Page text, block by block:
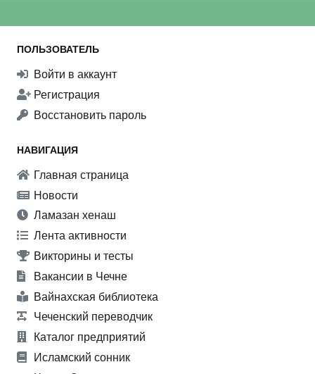
ПОЛЬЗОВАТЕЛЬ
Войти в аккаунт
Регистрация
Восстановить пароль
НАВИГАЦИЯ
Главная страница
Новости
Ламазан хенаш
Лента активности
Викторины и тесты
Вакансии в Чечне
Вайнахская библиотека
Чеченский переводчик
Каталог предприятий
Исламский сонник